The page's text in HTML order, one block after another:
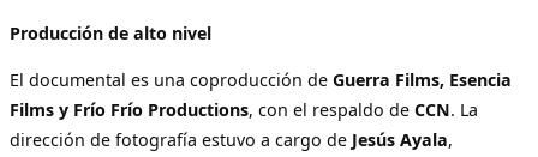
Producción de alto nivel
El documental es una coproducción de Guerra Films, Esencia
Films y Frío Frío Productions, con el respaldo de CCN. La
dirección de fotografía estuvo a cargo de Jesús Ayala,